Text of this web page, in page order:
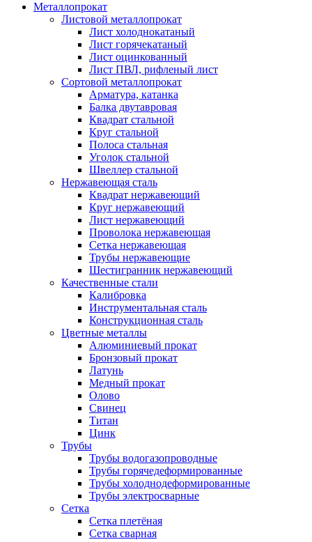
Металлопрокат
Листовой металлопрокат
Лист холоднокатаный
Лист горячекатаный
Лист оцинкованный
Лист ПВЛ, рифленый лист
Сортовой металлопрокат
Арматура, катанка
Балка двутавровая
Квадрат стальной
Круг стальной
Полоса стальная
Уголок стальной
Швеллер стальной
Нержавеющая сталь
Квадрат нержавеющий
Круг нержавеющий
Лист нержавеющий
Проволока нержавеющая
Сетка нержавеющая
Трубы нержавеющие
Шестигранник нержавеющий
Качественные стали
Калибровка
Инструментальная сталь
Конструкционная сталь
Цветные металлы
Алюминиевый прокат
Бронзовый прокат
Латунь
Медный прокат
Олово
Свинец
Титан
Цинк
Трубы
Трубы водогазопроводные
Трубы горячедеформированные
Трубы холоднодеформированные
Трубы электросварные
Сетка
Сетка плетёная
Сетка сварная